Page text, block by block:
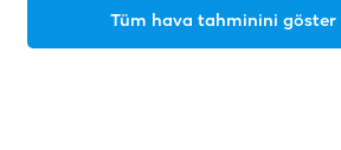
Tüm hava tahminini göster